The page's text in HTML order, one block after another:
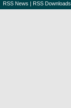
RSS News | RSS Downloads